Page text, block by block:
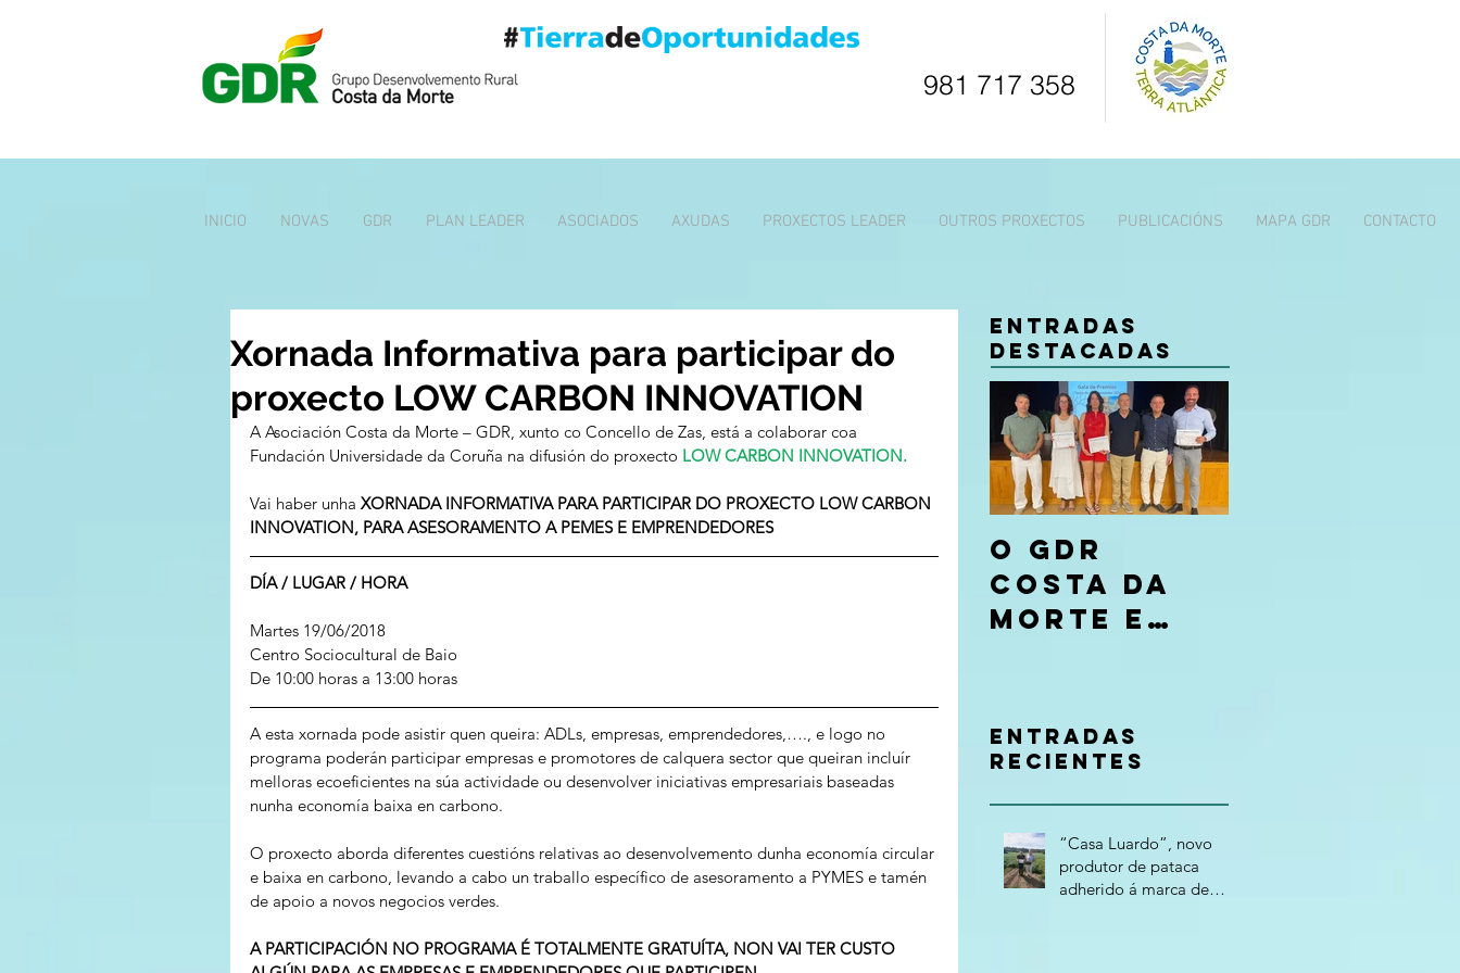
981 717 358
INICIO NOVAS GDR PLAN LEADER ASOCIADOS AXUDAS PROXECTOS LEADER OUTROS PROXECTOS PUBLICACIÓNS MAPA GDR CONTACTO
Xornada Informativa para participar do
proxecto LOW CARBON INNOVATION
A Asociación Costa da Morte – GDR, xunto co Concello de Zas, está a colaborar coa
Fundación Universidade da Coruña na difusión do proxecto LOW CARBON INNOVATION.
Vai haber unha XORNADA INFORMATIVA PARA PARTICIPAR DO PROXECTO LOW CARBON
INNOVATION, PARA ASESORAMENTO A PEMES E EMPRENDEDORES
DÍA / LUGAR / HORA
Martes 19/06/2018
Centro Sociocultural de Baio
De 10:00 horas a 13:00 horas
A esta xornada pode asistir quen queira: ADLs, empresas, emprendedores,…., e logo no
programa poderán participar empresas e promotores de calquera sector que queiran incluír
melloras ecoeficientes na súa actividade ou desenvolver iniciativas empresariais baseadas
nunha economía baixa en carbono.
O proxecto aborda diferentes cuestións relativas ao desenvolvemento dunha economía circular
e baixa en carbono, levando a cabo un traballo específico de asesoramento a PYMES e tamén
de apoio a novos negocios verdes.
A PARTICIPACIÓN NO PROGRAMA É TOTALMENTE GRATUÍTA, NON VAI TER CUSTO
Entradas
destacadas
O GDR
Costa da
Morte e
os premios
da
ria “Tierra
de
Oportunida
Entradas
recientes
“Casa Luardo”, novo
produtor de pataca
adherido á marca de